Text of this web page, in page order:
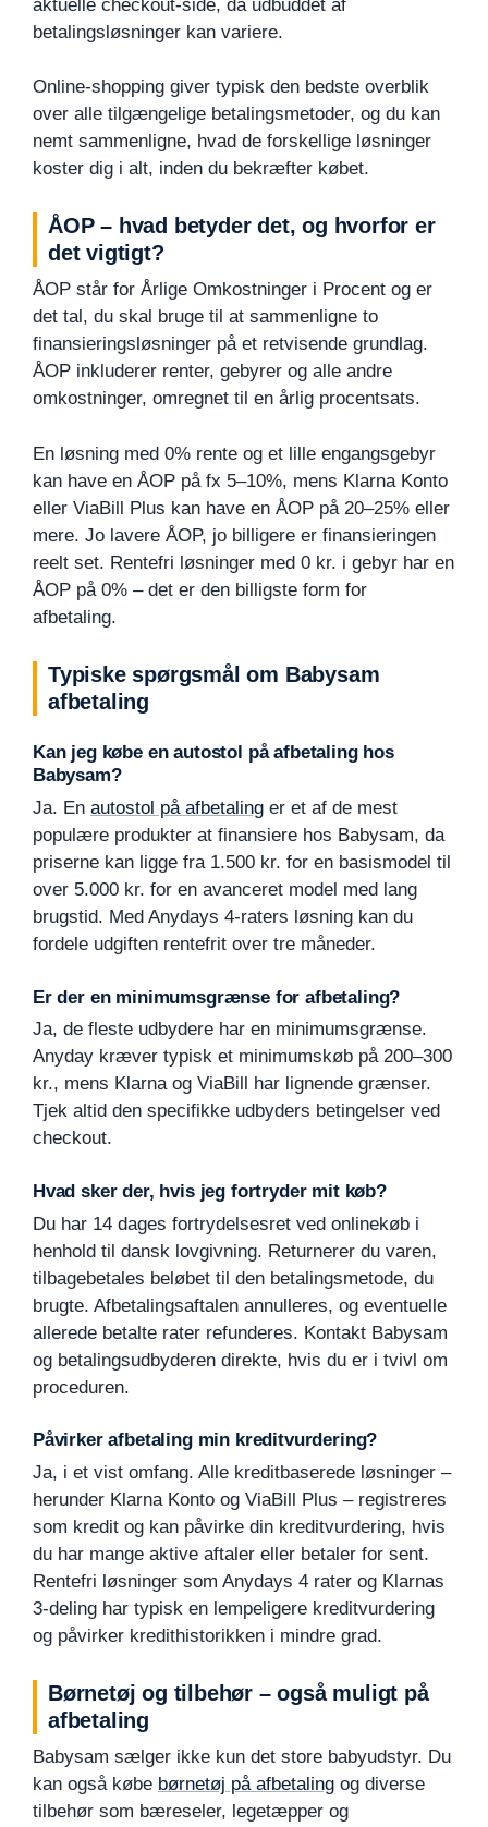
aktuelle checkout-side, da udbuddet af
betalingsløsninger kan variere.
Online-shopping giver typisk den bedste overblik
over alle tilgængelige betalingsmetoder, og du kan
nemt sammenligne, hvad de forskellige løsninger
koster dig i alt, inden du bekræfter købet.
ÅOP – hvad betyder det, og hvorfor er
det vigtigt?
ÅOP står for Årlige Omkostninger i Procent og er
det tal, du skal bruge til at sammenligne to
finansieringsløsninger på et retvisende grundlag.
ÅOP inkluderer renter, gebyrer og alle andre
omkostninger, omregnet til en årlig procentsats.
En løsning med 0% rente og et lille engangsgebyr
kan have en ÅOP på fx 5–10%, mens Klarna Konto
eller ViaBill Plus kan have en ÅOP på 20–25% eller
mere. Jo lavere ÅOP, jo billigere er finansieringen
reelt set. Rentefri løsninger med 0 kr. i gebyr har en
ÅOP på 0% – det er den billigste form for
afbetaling.
Typiske spørgsmål om Babysam
afbetaling
Kan jeg købe en autostol på afbetaling hos
Babysam?
Ja. En autostol på afbetaling er et af de mest
populære produkter at finansiere hos Babysam, da
priserne kan ligge fra 1.500 kr. for en basismodel til
over 5.000 kr. for en avanceret model med lang
brugstid. Med Anydays 4-raters løsning kan du
fordele udgiften rentefrit over tre måneder.
Er der en minimumsgrænse for afbetaling?
Ja, de fleste udbydere har en minimumsgrænse.
Anyday kræver typisk et minimumskøb på 200–300
kr., mens Klarna og ViaBill har lignende grænser.
Tjek altid den specifikke udbyders betingelser ved
checkout.
Hvad sker der, hvis jeg fortryder mit køb?
Du har 14 dages fortrydelsesret ved onlinekøb i
henhold til dansk lovgivning. Returnerer du varen,
tilbagebetales beløbet til den betalingsmetode, du
brugte. Afbetalingsaftalen annulleres, og eventuelle
allerede betalte rater refunderes. Kontakt Babysam
og betalingsudbyderen direkte, hvis du er i tvivl om
proceduren.
Påvirker afbetaling min kreditvurdering?
Ja, i et vist omfang. Alle kreditbaserede løsninger –
herunder Klarna Konto og ViaBill Plus – registreres
som kredit og kan påvirke din kreditvurdering, hvis
du har mange aktive aftaler eller betaler for sent.
Rentefri løsninger som Anydays 4 rater og Klarnas
3-deling har typisk en lempeligere kreditvurdering
og påvirker kredithistorikken i mindre grad.
Børnetøj og tilbehør – også muligt på
afbetaling
Babysam sælger ikke kun det store babyudstyr. Du
kan også købe børnetøj på afbetaling og diverse
tilbehør som bæreseler, legetæpper og